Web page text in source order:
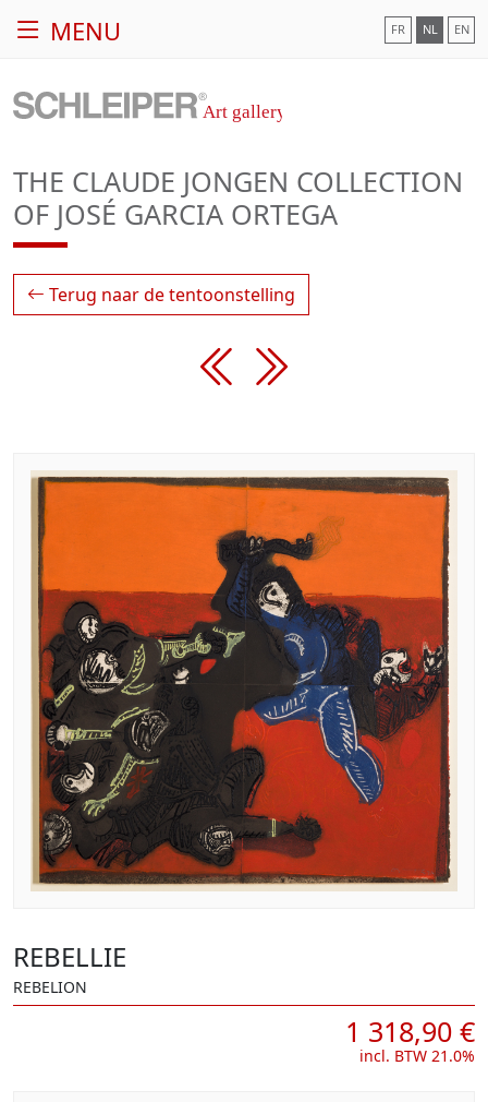
MENU FR NL EN
THE CLAUDE JONGEN COLLECTION
OF JOSÉ GARCIA ORTEGA
Terug naar de tentoonstelling
REBELLIE
REBELION
1 318,90 €
incl. BTW 21.0%